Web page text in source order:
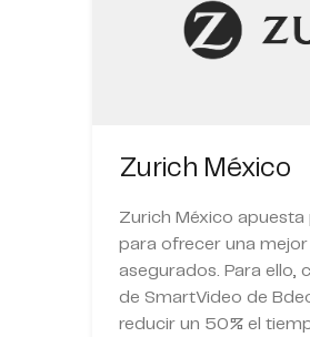
Zurich México
Zurich México apuesta
para ofrecer una mejor
asegurados. Para ello,
de SmartVideo de
reducir un 50% el